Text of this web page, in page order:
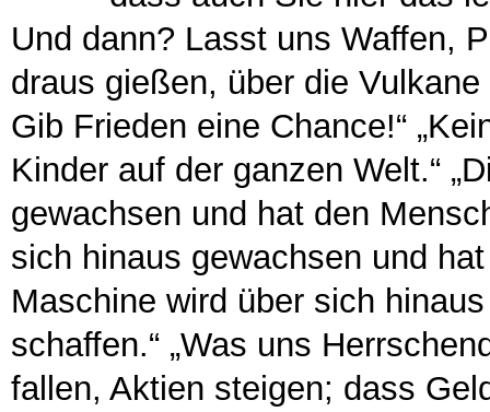
Und dann? Lasst uns Waffen,
draus gießen, über die
Gib Frieden eine Chance!“
Kinder auf der ganzen Welt.“
gewachsen und hat den
sich hinaus gewachsen und
Maschine wird über sich
schaffen.“ „Was uns
fallen, Aktien steigen; dass